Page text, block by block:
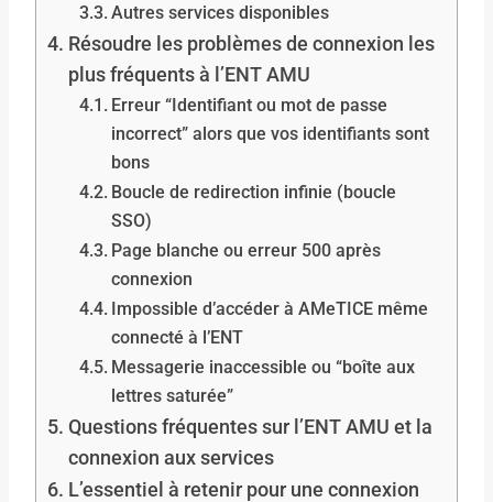
Autres services disponibles
Résoudre les problèmes de connexion les
plus fréquents à l’ENT AMU
Erreur “Identifiant ou mot de passe
incorrect” alors que vos identifiants sont
bons
Boucle de redirection infinie (boucle
SSO)
Page blanche ou erreur 500 après
connexion
Impossible d’accéder à AMeTICE même
connecté à l’ENT
Messagerie inaccessible ou “boîte aux
lettres saturée”
Questions fréquentes sur l’ENT AMU et la
connexion aux services
L’essentiel à retenir pour une connexion